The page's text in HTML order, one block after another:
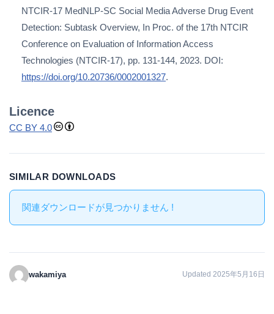
NTCIR-17 MedNLP-SC Social Media Adverse Drug Event
Detection: Subtask Overview, In Proc. of the 17th NTCIR
Conference on Evaluation of Information Access
Technologies (NTCIR-17), pp. 131-144, 2023. DOI:
https://doi.org/10.20736/0002001327.
Licence
CC BY 4.0
SIMILAR DOWNLOADS
関連ダウンロードが見つかりません !
wakamiya Updated 2025年5月16日